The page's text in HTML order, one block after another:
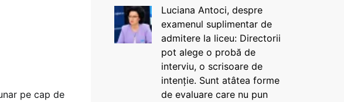
pe cap de
Luciana Antoci, despre
examenul suplimentar de
admitere la liceu: Directorii
pot alege o probă de
interviu, o scrisoare de
intenție. Sunt atâtea forme
de evaluare care nu pun